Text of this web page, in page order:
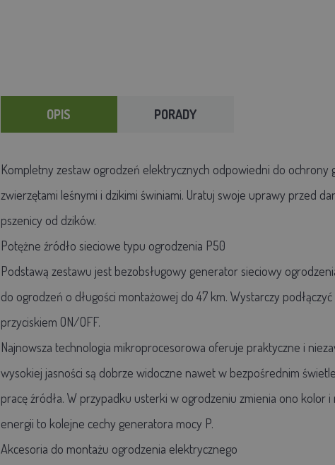
OPIS PORADY
Kompletny zestaw ogrodzeń elektrycznych odpowiedni do ochrony
zwierzętami leśnymi i dzikimi świniami. Uratuj swoje uprawy przed
pszenicy od dzików.
Potężne źródło sieciowe typu ogrodzenia P50
Podstawą zestawu jest bezobsługowy generator sieciowy
do ogrodzeń o długości montażowej do 47 km. Wystarczy
przyciskiem ON/OFF.
Najnowsza technologia mikroprocesorowa oferuje praktyczne i
wysokiej jasności są dobrze widoczne nawet w bezpośrednim
pracę źródła. W przypadku usterki w ogrodzeniu zmienia ono kolor
energii to kolejne cechy generatora mocy P.
Akcesoria do montażu ogrodzenia elektrycznego